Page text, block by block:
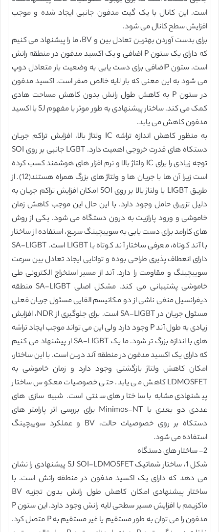
است. این کانال با یک گیت مدفون جانبی ایجاد شده و موجب
افزایش سطح کانال می شود.
برای بدست آوردن بهترین تعادل بین و BV، ما را پیشنهاد می کنیم
که دارای یک ستون P اضافی و یک اکسید مدفون در منطقه رانش
است. ستون Pاضافی برای دست یابی به وضعیت بار متعادل دوپ
می شود به این معنی که بار لایه خالص صفر است. اکسید مدفون
در ستون P به کاهش طول رانش بدون کاهش مساحت هادی
کمک می کند. ساختار پیشنهادی به طور موثر با مفهوم SJ با اکسید
مدفون کاهش می یابد.
به منظور کاهش اندازه تراشه IC ولتاژ بالا، افزایش تراکم جریان
دستکاه های قدرت خروجی اهمیت دارد. LGBT جانبی بر روی SOI
توجه زیادی را برای IC ولتاژ بالا و نرم افزار های هوشمند کسب کرده
است زیرا آن ها با جریان ها و ولتاژ های بزرگ همراه هستند(12). از
طریق LIGBT با ولتاژ بالا بر روی SOI امکان افزایش تراکم جریان به
دلیل تزریق حامل وجود دارد. با این حال این موجب کاهش زمان
خاموشی و ورود پارازیت به درون دستگاه می شود. یکی از روش
های کارامد برای دست یابی به سوییچینگ سریع، استفاده از ساختار
با آند کوتاه، معرفی ساختار آند کوتاه با LIGBT است. SA-LIGBT
دارای انعطاف پذیری طراحی بوده و توانایی ایجاد تعادل بین سرعت
سوییچینگ و مقاومت را دارد. آند از مسیر استخراج الکترونی طی
خاموشی پشتیبانی می کند. مشکل اصلی SA-LIGBT منطقه
دیفرانسیل منفی ناشی از دو مکانیسم القایی مسئول جریان فعلی
مسئول جریان در SA-LIGBT است. برای جلوگیری از NDR، افزایش
زیادی به طول آند P وجود دارد ولی این می تواند موجب ایجاد تراشه
های با اندازه بزرگ تر شود. ما یک SA-LIGBT ار پیشنهاد می کنیم
که دارای یک اکسید مدفون در منطقه آند درین است. با این ساختار،
امکان کاهش ولتاژ بازگشتی وجود دارد و زمان خاموشی به
LDMOSFET کاهش می یابد. حتی خصوصیات معکوس ساختار
پیشنهادی مشابه با ساختار های سنتی است. شبیه سازی های
عددی دو بعدی با Minimos-NT برای بررسی اثر پارامتر های
دستکاه بر روی خصوصیات حالت، BV و عملکرد سوییچینگ
استفاده می شود.
2- ساختار های دستگاه
شکل 1، ساختار شماتیک SJ SOI-LDMOSFET پیشنهادی را نشان
می دهد که دارای یک اکسید مدفون در منطقه رانش است. با
ساختار پیشنهادی امکان کاهش طول رانش بدون تجزیه BV
ماکزیمم با افزایش مسیر سطحی لایه رانش وجود دارد. این ستون P
مدفون را می توان به طور مستقیم یا غیر مستقیم به P متصل کرد.